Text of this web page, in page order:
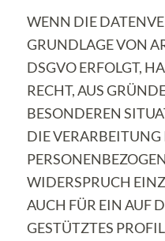
WENN DIE
GRUNDLAGE VON
DSGVO ERFOLGT,
RECHT, AUS
BESONDEREN
DIE VERARBEITUNG
WIDERSPRUCH
AUCH FÜR EIN AUF
GESTÜTZTES